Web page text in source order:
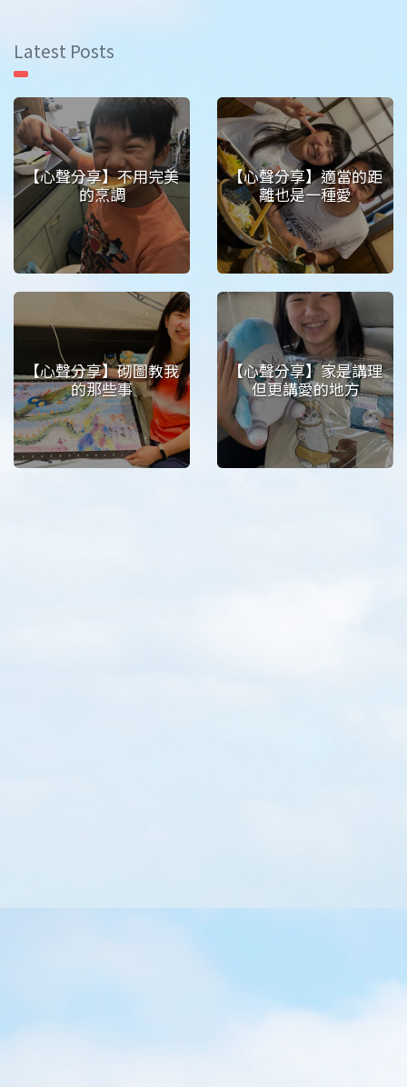
Latest Posts
【心聲分享】不用完美
的烹調
【心聲分享】適當的距
離也是一種愛
【心聲分享】砌圖教我
的那些事
【心聲分享】家是講理
但更講愛的地方